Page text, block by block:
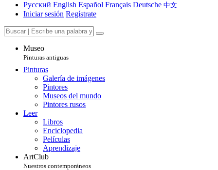
Русский English Español Français Deutsche 中文
Iniciar sesión Regístrate
Museo
Pinturas antiguas
Pinturas
Galería de imágenes
Pintores
Museos del mundo
Pintores rusos
Leer
Libros
Enciclopedia
Películas
Aprendizaje
ArtClub
Nuestros contemporáneos